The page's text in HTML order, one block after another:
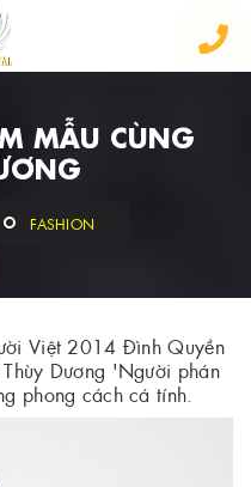
MẪU CÙNG
FASHION
Việt 2014 Đình Quyền
Dương 'Người phán
phong cách cá tính.